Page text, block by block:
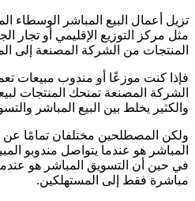
تزيل أعمال البيع المباشر الوسطاء
مثل مركز التوزيع الإقليمي أو تجار
المنتجات من الشركة المصنعة إلى
فإذا كنت موزعًا أو مندوب مبيعات
الشركة المصنعة تمنحك المنتجات
والكثير يخلط بين البيع المباشر
ولكن المصطلحين مختلفان تمامًا عن
المباشر هو عندما يتواصل مندوبو
في حين أن التسويق المباشر هو
مباشرة فقط إلى المستهلكين.